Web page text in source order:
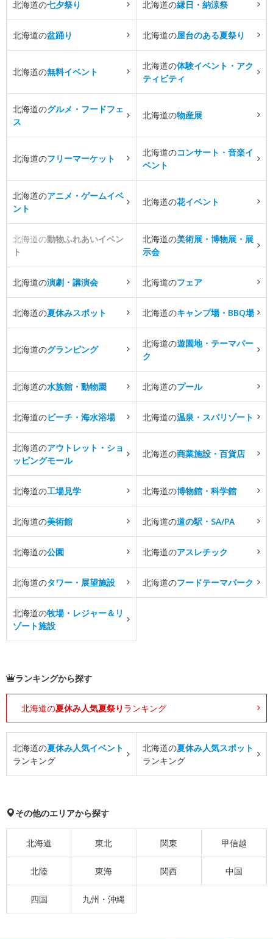
北海道の七夕祭り 北海道の縁日・納涼祭
北海道の盆踊り 北海道の屋台のある夏祭り
北海道の無料イベント
北海道の体験イベント・アク
ティビティ
北海道のグルメ・フードフェ
ス
北海道の物産展
北海道のフリーマーケット
北海道のコンサート・音楽イ
ベント
北海道のアニメ・ゲームイベ
ント
北海道の花イベント
北海道の動物ふれあいイベン
ト
北海道の美術展・博物展・展
示会
北海道の演劇・講演会 北海道のフェア
北海道の夏休みスポット 北海道のキャンプ場・BBQ場
北海道のグランピング
北海道の遊園地・テーマパー
ク
北海道の水族館・動物園 北海道のプール
北海道のビーチ・海水浴場 北海道の温泉・スパリゾート
北海道のアウトレット・ショ
ッピングモール
北海道の商業施設・百貨店
北海道の工場見学 北海道の博物館・科学館
北海道の美術館 北海道の道の駅・SA/PA
北海道の公園 北海道のアスレチック
北海道のタワー・展望施設 北海道のフードテーマパーク
北海道の牧場・レジャー＆リ
ゾート施設
ランキングから探す
北海道の夏休み人気夏祭り ランキング
北海道の夏休み人気イベント
ランキング
北海道の夏休み人気スポット
ランキング
その他のエリアから探す
北海道 東北 関東 甲信越
北陸 東海 関西 中国
四国 九州・沖縄